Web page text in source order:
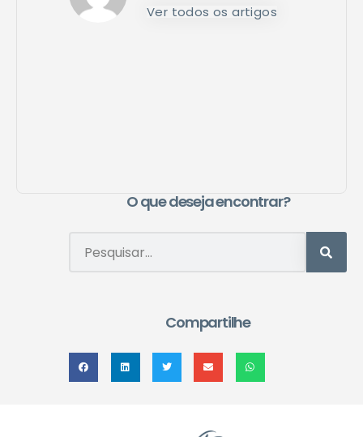
Ver todos os artigos
O que deseja encontrar?
Compartilhe